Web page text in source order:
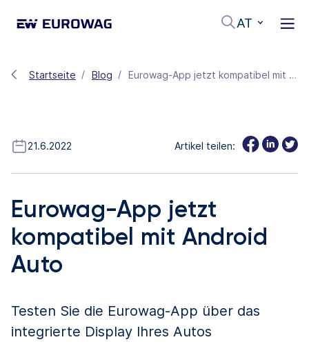
AT
Startseite Blog Eurowag-App jetzt kompatibel mit Android Auto
21.6.2022 Artikel teilen:
Eurowag-App jetzt
kompatibel mit Android
Auto
Testen Sie die Eurowag-App über das
integrierte Display Ihres Autos